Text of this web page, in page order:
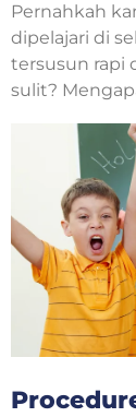
Lengkap
Anak
Pernahkah
dipelajari di
tersusun rapi
sulit?